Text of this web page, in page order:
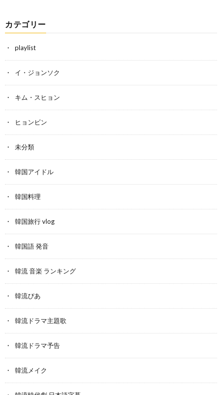
カテゴリー
playlist
イ・ジョンソク
キム・スヒョン
ヒョンビン
未分類
韓国アイドル
韓国料理
韓国旅行 vlog
韓国語 発音
韓流 音楽 ランキング
韓流ぴあ
韓流ドラマ主題歌
韓流ドラマ予告
韓流メイク